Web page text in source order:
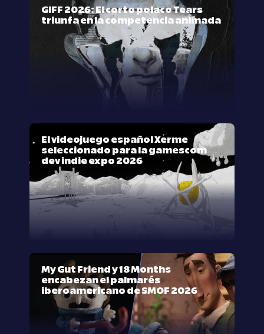
GIFF 2026: El corto polaco Tears
triunfa en la competencia animada
El videojuego español Xerme
seleccionado para la gamescom
dev indie expo 2026
My Gut Friend y 18 Months
encabezan el palmarés
iberoamericano de SMOF 2026